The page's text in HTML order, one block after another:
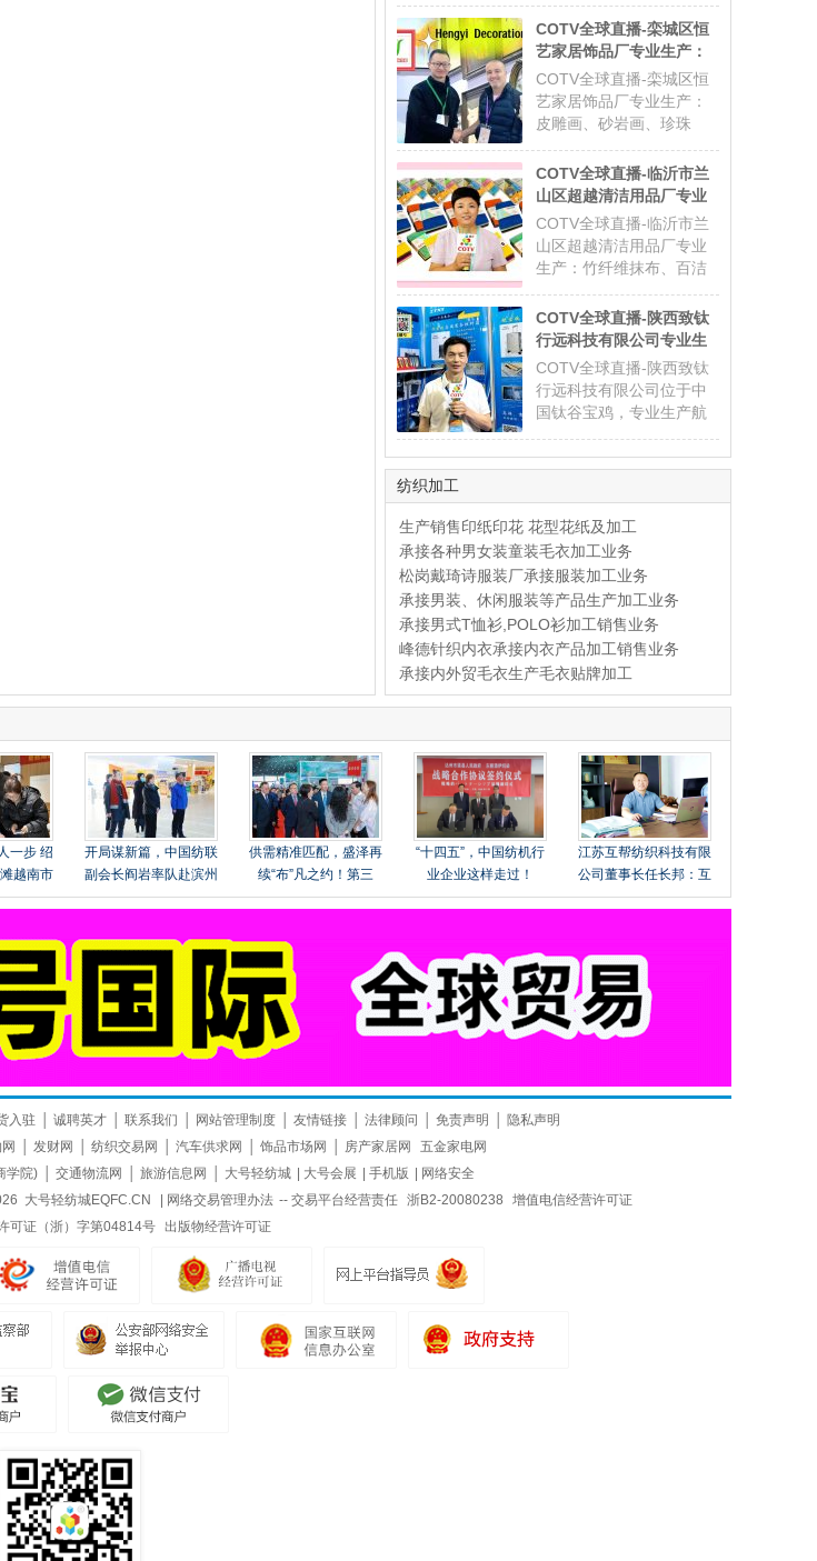
产品，源头工厂，欢迎大
家光临！
萃精华水、多肽蜂蜜胶原
系列眼霜等系列美容健康
产品，源头工厂，现货供
应并承接国内外订单，联
系电话：0086-
18621801176，董事长孙
自飞、总经
COTV全球直播-栾城区恒
艺家居饰品厂专业生产：
皮雕画、砂岩画、珍珠
画、组合画、法式中古风
装饰画等工艺饰品，源头
COTV全球直播-栾城区恒
艺家居饰品厂专业生产：
皮雕画、砂岩画、珍珠
装饰画，源头工厂，地
址：中国石家庄栾城东大
街88号，联系电话：0086-
15100316635，总经理张
俊志欢迎大家光临！
COTV全球直播-临沂市兰
山区超越清洁用品厂专业
生产：竹纤维抹布、百洁
布+清洁球、清洁海绵块、
擦车巾、元宝巾+清洁球、
用品，欢迎大家光临！
COTV全球直播-临沂市兰
山区超越清洁用品厂专业
生产：竹纤维抹布、百洁
擦车巾、元宝巾+清洁球、
刷洗块、清洁抺布等清洁
用品，联系电话：
18769931105、
18940202188,总经理张广
越欢迎大家光临！
COTV全球直播-陕西致钛
行远科技有限公司专业生
产航空钛高端商务拉杆
箱、钛文创产品、钛茶具
及钛户外用品等全系列钛
铆钉及箱饰功能，欢迎大
COTV全球直播-陕西致钛
行远科技有限公司位于中
国钛谷宝鸡，专业生产航
文创产品、钛茶具及钛户
品，其中拉杆箱釆用航空
级高科技钛材及钛铆钉，
整箱配置USB接口，高强
耐用拉杆，抗撞钛包角，
减震万向轮及T
纺织加工
生产销售印纸印花 花型花纸及加工
承接各种男女装童装毛衣加工业务
松岗戴琦诗服装厂承接服装加工业务
承接男装、休闲服装等产品生产加工业务
承接男式T恤衫,POLO衫加工销售业务
峰德针织内衣承接内衣产品加工销售业务
承接内外贸毛衣生产毛衣贴牌加工
一步 绍
越南市
开局谋新篇，中国纺联
副会长阎岩率队赴滨州
开展“绿色、健康”专题
供需精准匹配，盛泽再
续“布”凡之约！第三
届“中国（盛泽）服装
会”圆满收官
“十四五”，中国纺机行
业企业这样走过！
江苏互帮纺织科技有限
公司董事长任长邦：互
帮互助，打造国产莱赛
入驻 诚聘英才 联系我们 网站管理制度 友情链接 法律顾问 免责声明
隐私声明
发财网 纺织交易网 汽车供求网 饰品市场网 房产家居网
五金家电网
学院) 交通物流网 旅游信息网 大号轻纺城 大号会展 手机版
网络安全
大号轻纺城EQFC.CN 网络交易管理办法 -- 交易平台经营责任 浙B2-20080238
增值电信经营许可证
可证（浙）字第04814号 出版物经营许可证